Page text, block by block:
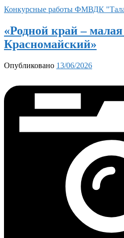
Конкурсные работы ФМВДК
«Родной край –
Красномайский»
Опубликовано 13/06/2026